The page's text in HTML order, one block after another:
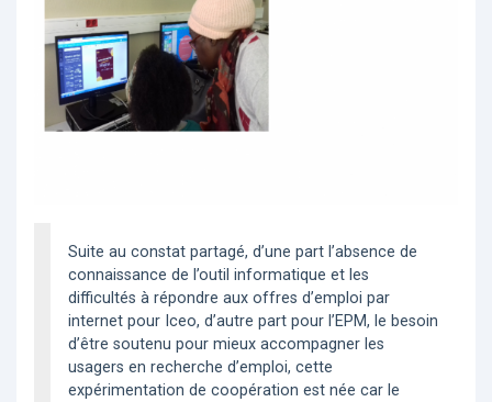
Suite au constat partagé, d’une part l’absence de
connaissance de l’outil informatique et les
difficultés à répondre aux offres d’emploi par
internet pour Iceo, d’autre part pour l’EPM, le besoin
d’être soutenu pour mieux accompagner les
usagers en recherche d’emploi, cette
expérimentation de coopération est née car le